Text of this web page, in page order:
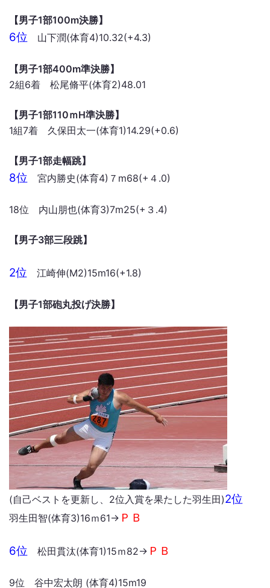
【男子1部100m決勝】
6位 山下潤(体育4)10.32(+4.3)
【男子1部400m準決勝】
2組6着 松尾脩平(体育2)48.01
【男子1部110ｍH準決勝】
1組7着 久保田太一(体育1)14.29(+0.6)
【男子1部走幅跳】
8位 宮内勝史(体育4)７m68(+４.0)
18位 内山朋也(体育3)7m25(+３.4)
【男子3部三段跳】
2位 江崎伸(M2)15m16(+1.8)
【男子1部砲丸投げ決勝】
(自己ベストを更新し、2位入賞を果たした羽生田)2位
羽生田智(体育3)16ｍ61→ ＰＢ
6位 松田貫汰(体育1)15ｍ82→ ＰＢ
9位 谷中宏太朗 (体育4)15m19